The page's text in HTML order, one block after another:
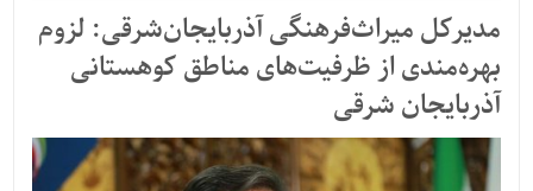
مدیرکل میراث‌فرهنگی آذربایجان‌شرقی: لزوم
بهره‌مندی از ظرفیت‌های مناطق کوهستانی
آذربایجان شرقی